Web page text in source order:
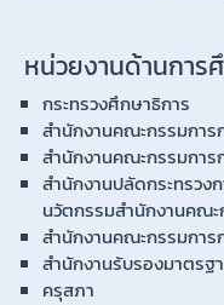
หน่วยงานด้านการ
กระทรวงศึกษาธิการ
สำนักงานคณะกรรมการ
สำนักงานคณะกรรมกา
สำนักงานปลัดกระทรวง
นวัตกรรมสำนักงานคณ
สำนักงานคณะกรรมการ
สำนักงานรับรองมาตรฐ
ครุสภา